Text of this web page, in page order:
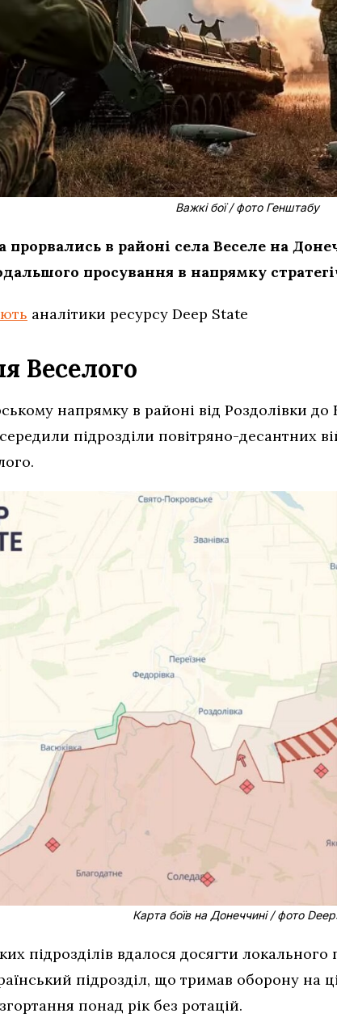
Важкі бої / фото Генштабу
прорвались в районі села Веселе на
просування в напрямку
аналітики ресурсу Deep State
Веселого
напрямку в районі від Роздолівки
підрозділи повітряно-десантних
Карта боїв на Донеччині / фото
підрозділів вдалося досягти
підрозділ, що тримав оборону на
понад рік без ротацій.